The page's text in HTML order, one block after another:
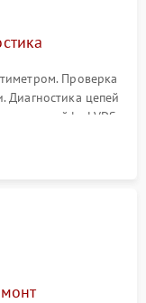
Проверка
Диагностика цепей
на шлейфе LVDS